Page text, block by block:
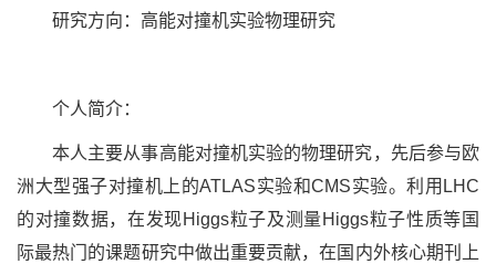
研究方向：高能对撞机实验物理研究
个人简介：
本人主要从事高能对撞机实验的物理研究，先后参与欧
洲大型强子对撞机上的ATLAS实验和CMS实验。利用LHC
的对撞数据，在发现Higgs粒子及测量Higgs粒子性质等国
际最热门的课题研究中做出重要贡献，在国内外核心期刊上